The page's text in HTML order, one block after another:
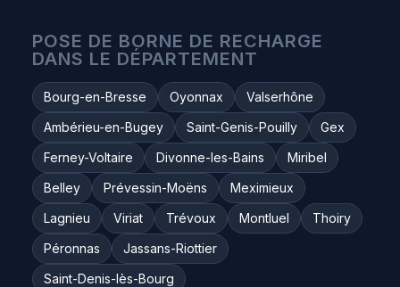
POSE DE BORNE DE RECHARGE
DANS LE DÉPARTEMENT
Bourg-en-Bresse Oyonnax
Valserhône
Ambérieu-en-Bugey
Saint-Genis-Pouilly
Gex
Ferney-Voltaire
Divonne-les-Bains
Miribel
Belley
Prévessin-Moëns
Meximieux
Lagnieu
Viriat Trévoux Montluel
Thoiry
Péronnas
Jassans-Riottier
Saint-Denis-lès-Bourg